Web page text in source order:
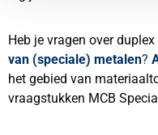
Heb je vragen over
van (speciale) metalen?
het gebied van
vraagstukken MCB